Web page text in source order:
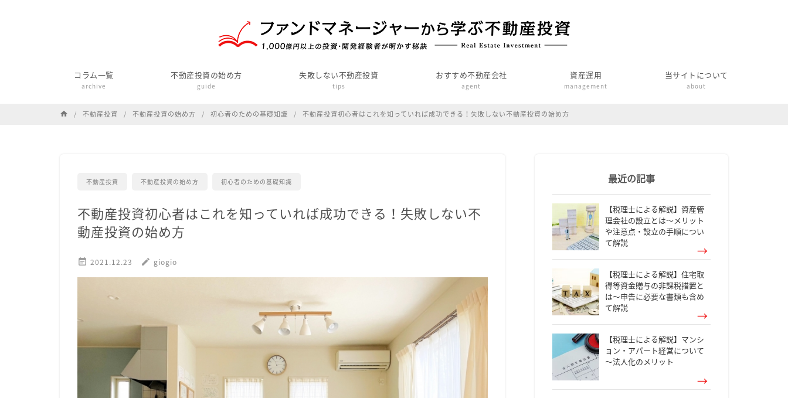
コラム一覧
archive
不動産投資の始め方
guide
失敗しない不動産投資
tips
おすすめ不動産会社
agent
資産運用
management
当サイトについて
about
home 不動産投資 不動産投資の始め方 初心者のための基礎知識 不動産投資初心者はこれを知っていれば成功できる！失敗しない不動産投資の始め方
不動産投資 不動産投資の始め方 初心者のための基礎知識
不動産投資初心者はこれを知っていれば成功できる！失敗しない不
動産投資の始め方
 2021.12.23 edit giogio
最近の記事
【税理士による解説】資産管
理会社の設立とは～メリット
や注意点・設立の手順につい
て解説
【税理士による解説】住宅取
得等資金贈与の非課税措置と
は～申告に必要な書類も含め
て解説
【税理士による解説】マンシ
ョン・アパート経営について
～法人化のメリット